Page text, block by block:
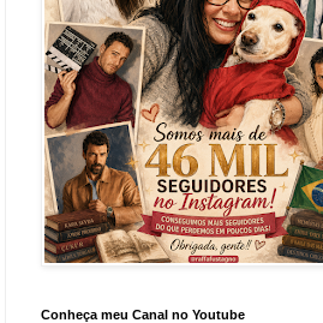
Conheça meu Canal no Youtube